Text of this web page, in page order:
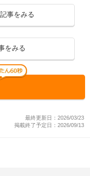
事をみる
をみる
最終更新日：2026/03/23
掲載終了予定日：2026/09/13